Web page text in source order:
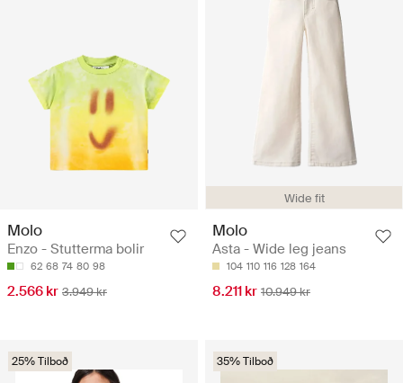
Molo
Enzo - Stutterma bolir
62 68 74 80 98
2.566 kr 3.949 kr
Wide fit
Molo
Asta - Wide leg jeans
104 110 116 128 164
8.211 kr 10.949 kr
25% Tilboð 35% Tilboð